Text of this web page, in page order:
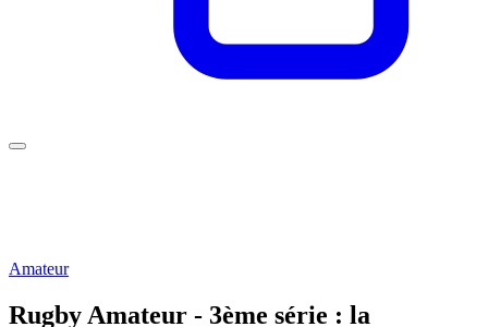
Amateur
Rugby Amateur - 3ème série : la